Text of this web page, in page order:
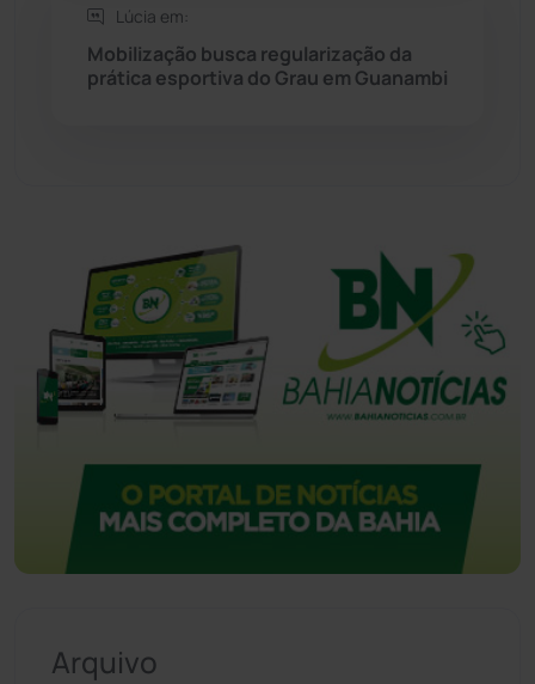
Lúcia em:
Mobilização busca regularização da
prática esportiva do Grau em Guanambi
Arquivo